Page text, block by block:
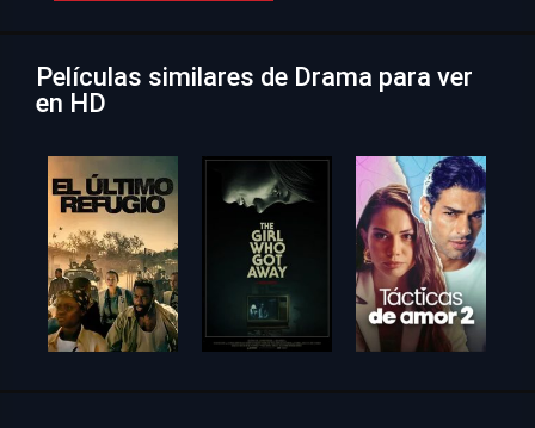
Películas similares de Drama para ver
en HD